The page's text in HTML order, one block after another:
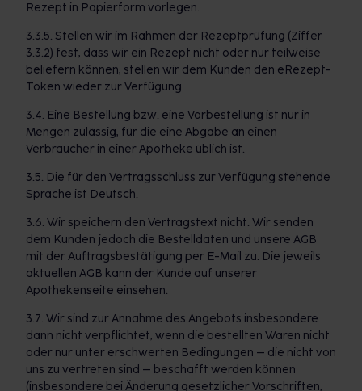
Rezept in Papierform vorlegen.
3.3.5. Stellen wir im Rahmen der Rezeptprüfung (Ziffer
3.3.2) fest, dass wir ein Rezept nicht oder nur teilweise
beliefern können, stellen wir dem Kunden den eRezept-
Token wieder zur Verfügung.
3.4. Eine Bestellung bzw. eine Vorbestellung ist nur in
Mengen zulässig, für die eine Abgabe an einen
Verbraucher in einer Apotheke üblich ist.
3.5. Die für den Vertragsschluss zur Verfügung stehende
Sprache ist Deutsch.
3.6. Wir speichern den Vertragstext nicht. Wir senden
dem Kunden jedoch die Bestelldaten und unsere AGB
mit der Auftragsbestätigung per E-Mail zu. Die jeweils
aktuellen AGB kann der Kunde auf unserer
Apothekenseite einsehen.
3.7. Wir sind zur Annahme des Angebots insbesondere
dann nicht verpflichtet, wenn die bestellten Waren nicht
oder nur unter erschwerten Bedingungen – die nicht von
uns zu vertreten sind – beschafft werden können
(insbesondere bei Änderung gesetzlicher Vorschriften,